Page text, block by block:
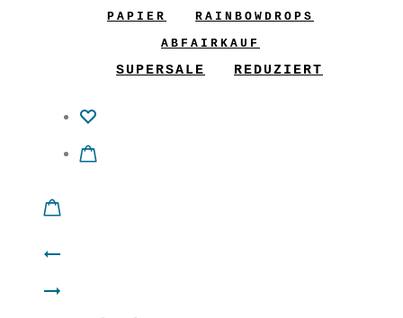
PAPIER
RAINBOWDROPS
ABFAIRKAUF
SUPERSALE REDUZIERT
Product
navigation
Filzbuchstabe